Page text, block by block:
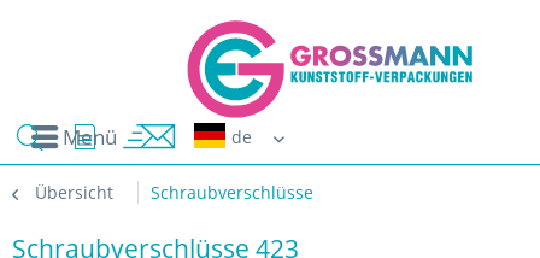
Menü
Übersicht Schraubverschlüsse
Schraubverschlüsse 423